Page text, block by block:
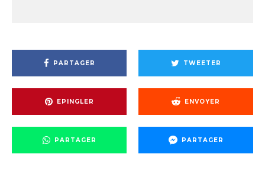
PARTAGER TWEETER
EPINGLER ENVOYER
PARTAGER PARTAGER